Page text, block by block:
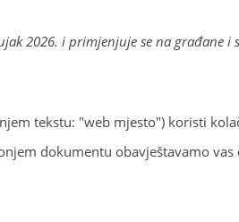
2026. i primjenjuje se na građane i
tekstu: "web mjesto") koristi
dokumentu obavještavamo